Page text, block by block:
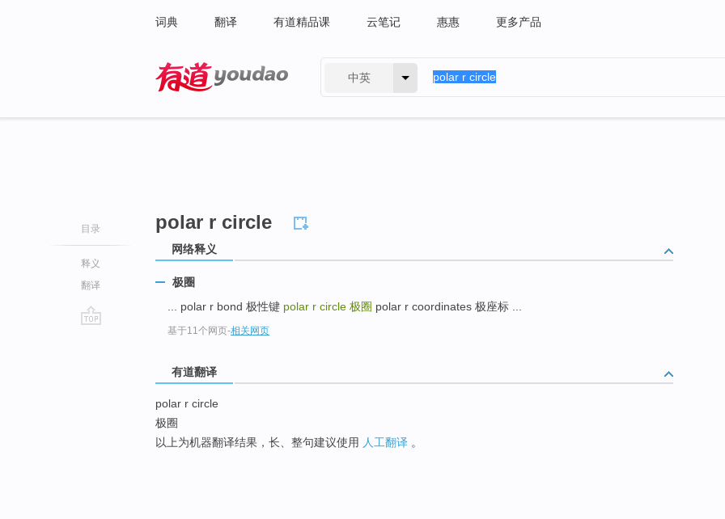
词典 翻译 有道精品课 云笔记 惠惠 更多产品
中英
目录
释义
翻译
polar r circle
网络释义
极圈
... polar r bond 极性键 polar r circle 极圈 polar r coordinates 极座标 ...
基于11个网页-相关网页
有道翻译
polar r circle
极圈
以上为机器翻译结果，长、整句建议使用 人工翻译 。